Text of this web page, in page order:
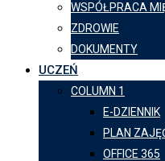
WSPÓŁPRACA
ZDROWIE
DOKUMENTY
UCZEŃ
COLUMN 1
E-DZIENNIK
PLAN
OFFICE 365